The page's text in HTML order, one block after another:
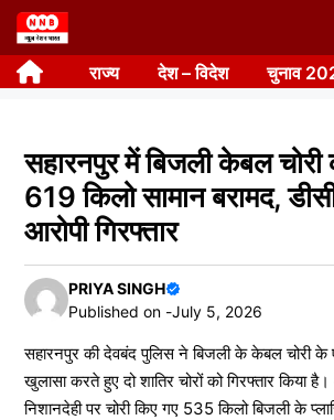
Skip
to
content राज्य देश – विदेश चुनाव
सहारनपुर में बिजली केबल
619 किलो सामान बरामद,
आरोपी गिरफ्तार
PRIYA SINGH
Published on -July 5, 2026
सहारनपुर की देवबंद पुलिस ने बिजली के केबल चोरी
खुलासा करते हुए दो शातिर चोरों को गिरफ्तार किया
निशानदेही पर चोरी किए गए 535 किलो बिजली के